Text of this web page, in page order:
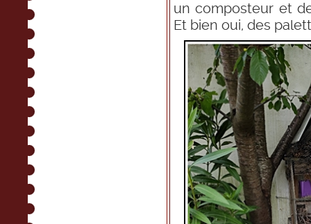
un composteur et
Et bien oui, des